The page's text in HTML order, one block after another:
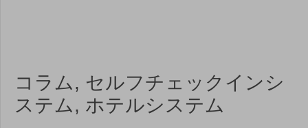
コラム, セルフチェックインシ
ステム, ホテルシステム